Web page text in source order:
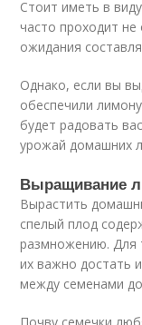
Стоит иметь в
часто проходит
ожидания
Однако, если вы
обеспечили
будет радовать
урожай домашних
Выращивание
Вырастить
спелый плод
размножению. Для
их важно достать
между семенами
Почву семечки